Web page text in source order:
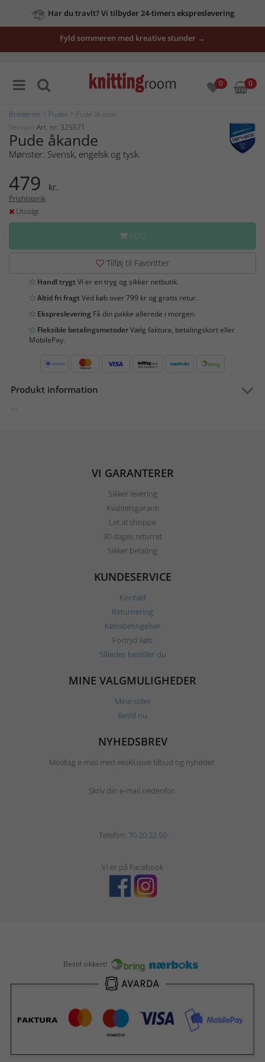
Har du travlt? Vi tilbyder 24-timers ekspreslevering
Fyld sommeren med kreative stunder →
0 0
Broderier Puder > Pude åkande
Vervaco Art. nr: 325571
Pude åkande
Mønster: Svensk, engelsk og tysk.
479 kr.
Prishistorik
Utsolgt
KØB
Tilføj til Favoritter
Handl trygtVi er en tryg og sikker netbutik.
Altid fri fragtVed køb over 799 kr og gratis retur.
Ekspreslevering Få din pakke allerede i morgen.
Fleksible betalingsmetoderVælg faktura, betalingskort eller
MobilePay.
Produkt information
...
VI GARANTERER
Sikker levering
Kvalitetsgaranti
Let at shoppe
30 dages returret
Sikker betaling
KUNDESERVICE
Kontakt
Returnering
Købsbetingelser
Fortryd køb
Således bestiller du
MINE VALGMULIGHEDER
Mine sider
Bestil nu
NYHEDSBREV
Modtag e-mail med eksklusive tilbud og nyheder.
Skriv din e-mail nedenfor.
Telefon: 70 20 22 50
Vi er på Facebook
Bestil sikkert!